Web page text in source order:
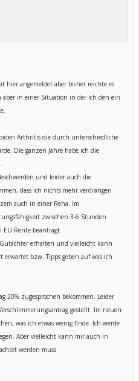
hier angemeldet aber bisher reichte es
in einer Situation in der ich den ein
Arthritis die durch unterschiedliche
Die ganzen Jahre habe ich die
und leider auch die
dass ich nichts mehr verdrängen
auch in einer Reha. Im
zwischen 3-6 Stunden
EU Rente beantragt.
erhalten und vielleicht kann
erwartet bzw. Tipps geben auf was ich
20% zugesprochen bekommen. Leider
gestellt. Im neuen
was ich etwas wenig finde. Ich werde
Aber vielleicht kann mir auch in
werden muss.